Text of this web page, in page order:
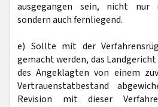
ausgegangen sein, nicht nur
sondern auch fernliegend.
e) Sollte mit der
gemacht werden, das
des Angeklagten von einem
Vertrauenstatbestand
Revision mit dieser